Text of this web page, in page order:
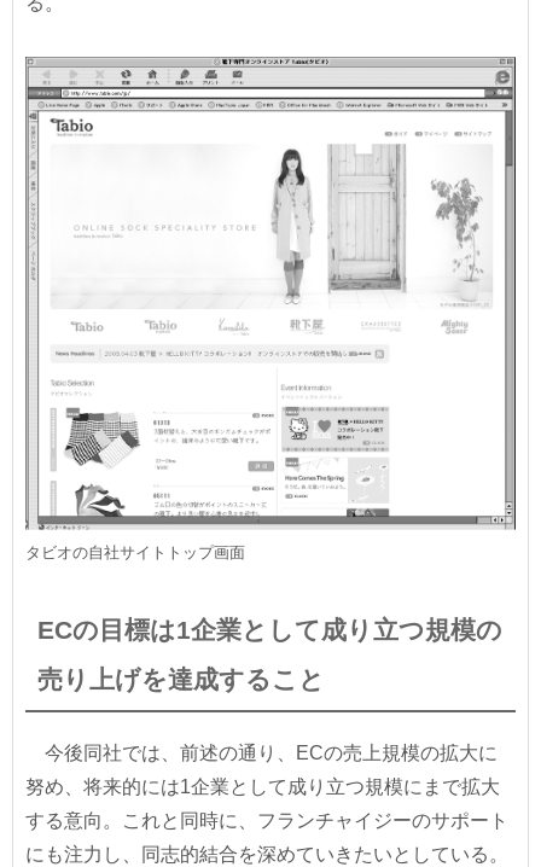
タビオの自社サイトトップ画面
ECの目標は1企業として成り立つ規模の
売り上げを達成すること
今後同社では、前述の通り、ECの売上規模の拡大に
努め、将来的には1企業として成り立つ規模にまで拡大
する意向。これと同時に、フランチャイジーのサポート
にも注力し、同志的結合を深めていきたいとしている。